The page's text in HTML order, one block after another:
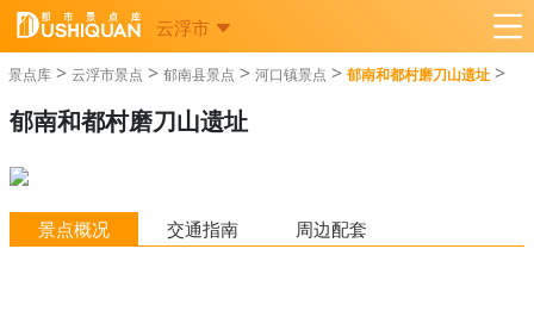
云浮市
景点库 > 云浮市景点 > 郁南县景点 > 河口镇景点 > 郁南和都村磨刀山遗址 >
郁南和都村磨刀山遗址
景点概况 交通指南 周边配套